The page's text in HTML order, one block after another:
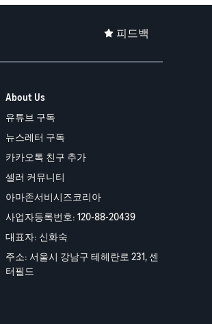
피드백
About Us
유튜브 구독
뉴스레터 구독
카카오톡 친구 추가
셀러 커뮤니티
아마존서비시즈코리아
사업자등록번호: 120-88-20439
대표자: 신화숙
주소: 서울시 강남구 테헤란로 231, 센
터필드